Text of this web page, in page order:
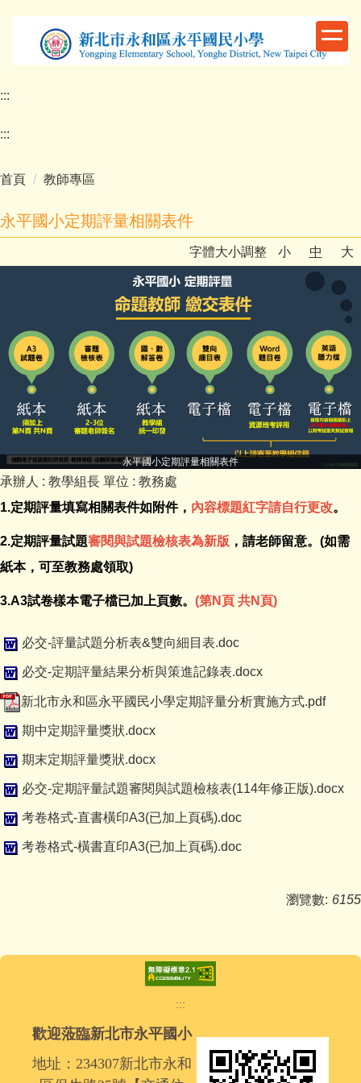
內
區
:::
:::
首頁 教師專區
永平國小定期評量相關表件
字體大小調整 小 中 大
永平國小定期評量相關表件
承辦人 : 教學組長 單位 : 教務處
1.定期評量填寫相關表件如附件， 內容標題紅字請自行更改。
2.定期評量試題審閱與試題檢核表為新版 ，請老師留意。(如需
紙本，可至教務處領取)
3.A3試卷樣本電子檔已加上頁數。 (第N頁 共N頁)
必交-評量試題分析表&雙向細目表.doc
必交-定期評量結果分析與策進記錄表.docx
新北市永和區永平國民小學定期評量分析實施方式.pdf
期中定期評量獎狀.docx
期末定期評量獎狀.docx
必交-定期評量試題審閱與試題檢核表(114年修正版).docx
考卷格式-直書橫印A3(已加上頁碼).doc
考卷格式-橫書直印A3(已加上頁碼).doc
瀏覽數: 6155
:::
歡迎蒞臨新北市永平國小
地址：234307新北市永和